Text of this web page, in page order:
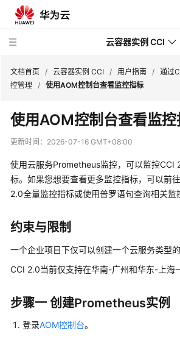
云容器实例 CCI
最
动
态
品
绍
说
明
文档首页 / 云容器实例 CCI / 用户指南 / 通过
控管理 / 使用AOM控制台查看监控指标
使用AOM控制台查看监控
更新时间： 2026-07-16 GMT+08:00
使用云服务Prometheus监控，可以监控CCI
标。如果您想要查看更多监控指标，可以前
2.0全量监控指标或使用普罗语句查询相关监
约束与限制
一个企业项目下仅可以创建一个云服务类型
CCI 2.0当前仅支持在华南-广州和华东-上海
步骤一 创建Prometheus实例
登录AOM控制台。